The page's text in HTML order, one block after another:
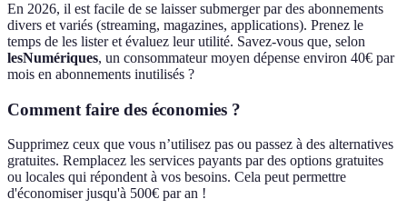
En 2026, il est facile de se laisser submerger par des abonnements
divers et variés (streaming, magazines, applications). Prenez le
temps de les lister et évaluez leur utilité. Savez-vous que, selon
lesNumériques, un consommateur moyen dépense environ 40€ par
mois en abonnements inutilisés ?
Comment faire des économies ?
Supprimez ceux que vous n’utilisez pas ou passez à des alternatives
gratuites. Remplacez les services payants par des options gratuites
ou locales qui répondent à vos besoins. Cela peut permettre
d'économiser jusqu'à 500€ par an !